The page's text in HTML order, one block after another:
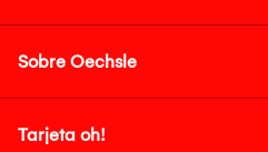
Sobre Oechsle
Tarjeta oh!